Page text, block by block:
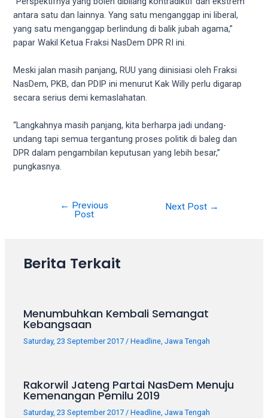
your
favorite
one:
amateur
videos,
anal,
blonde,
brunette,
etc.
You
corresponding
sections
website.
Watching
antara satu dan lainnya. Yang satu menganggap ini liberal,
yang satu menganggap berlindung di balik jubah agama,”
papar Wakil Ketua Fraksi NasDem DPR RI ini.
Meski jalan masih panjang, RUU yang diinisiasi oleh Fraksi
NasDem, PKB, dan PDIP ini menurut Kak Willy perlu digarap
secara serius demi kemaslahatan.
“Langkahnya masih panjang, kita berharpa jadi undang-
undang tapi semua tergantung proses politik di baleg dan
DPR dalam pengambilan keputusan yang lebih besar,”
pungkasnya.
← Previous
Post
Next Post →
Berita Terkait
Menumbuhkan Kembali Semangat
Kebangsaan
Saturday, 23 September 2017 /Headline ,Jawa Tengah
Rakorwil Jateng Partai NasDem Menuju
Kemenangan Pemilu 2019
Saturday, 23 September 2017/Headline,Jawa Tengah